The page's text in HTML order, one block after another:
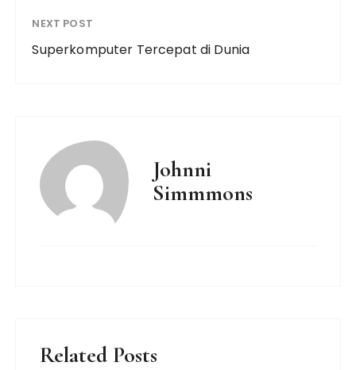
NEXT POST
Superkomputer Tercepat di Dunia
Johnni
Simmmons
Related Posts